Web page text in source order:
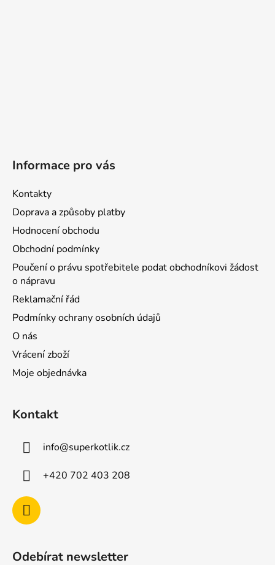
Informace pro vás
Kontakty
Doprava a způsoby platby
Hodnocení obchodu
Obchodní podmínky
Poučení o právu spotřebitele podat obchodníkovi žádost
o nápravu
Reklamační řád
Podmínky ochrany osobních údajů
O nás
Vrácení zboží
Moje objednávka
Kontakt
info@superkotlik.cz
+420 702 403 208
Odebírat newsletter